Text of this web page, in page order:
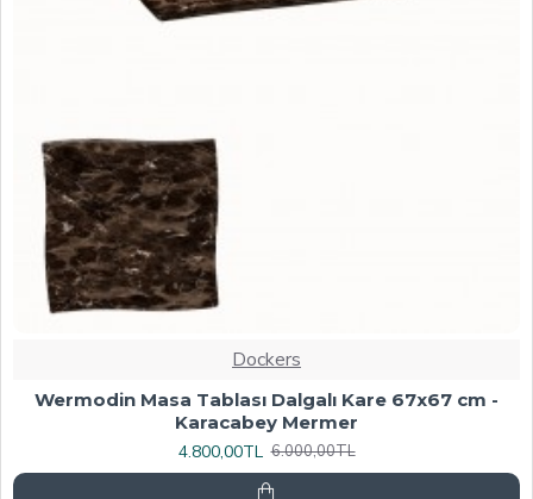
Dockers
Werzalit, Allzalit veya Wermodin Masa Tablası
70X120 - Afyon Mermer
6.080,00TL 7.600,00TL